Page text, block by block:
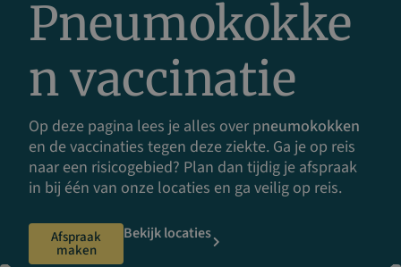
Pneumokokke
n vaccinatie
Op deze pagina lees je alles over pneumokokken
en de vaccinaties tegen deze ziekte. Ga je op reis
naar een risicogebied? Plan dan tijdig je afspraak
in bij één van onze locaties en ga veilig op reis.
Afspraak
maken
Bekijk locaties